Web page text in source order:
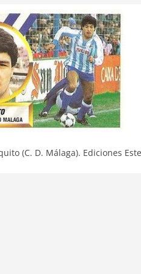
(C. D. Málaga). Ediciones